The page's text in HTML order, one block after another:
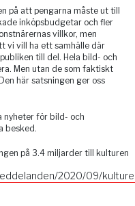
på att pengarna måste ut till
inköpsbudgetar och fler
villkor, men
vi vill ha ett samhälle där
till del. Hela bild- och
Men utan de som faktiskt
här satsningen ger oss
nyheter för bild- och
besked.
på 3.4 miljarder till kulturen
2020/09/